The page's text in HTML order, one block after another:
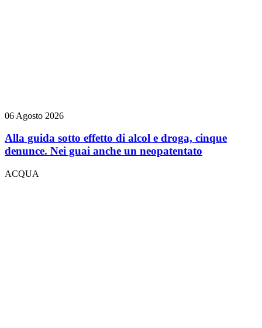
06 Agosto 2026
Alla guida sotto effetto di alcol e droga, cinque
denunce. Nei guai anche un neopatentato
ACQUA